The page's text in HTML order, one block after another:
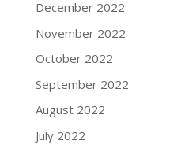
December 2022
November 2022
October 2022
September 2022
August 2022
July 2022